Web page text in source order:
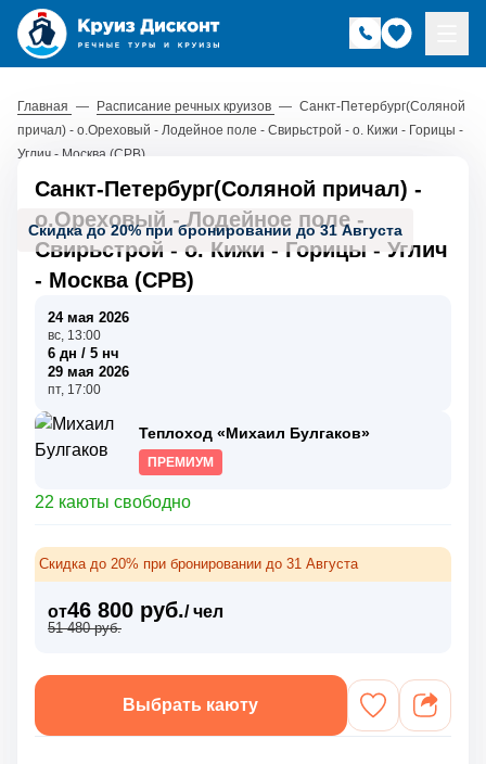
Главная — Расписание речных круизов — Санкт-Петербург(Соляной
причал) - о.Ореховый - Лодейное поле - Свирьстрой - о. Кижи - Горицы -
Углич - Москва (СРВ)
Скидка до 20% при бронировании до 31 Августа
Санкт-Петербург(Соляной причал) -
о.Ореховый - Лодейное поле -
Свирьстрой - о. Кижи - Горицы - Углич
- Москва (СРВ)
24 мая 2026
вс, 13:00
6 дн / 5 нч
29 мая 2026
пт, 17:00
Теплоход «Михаил Булгаков»
ПРЕМИУМ
22 каюты свободно
Скидка до 20% при бронировании до 31 Августа
от46 800 руб./ чел
51 480 руб.
Выбрать каюту